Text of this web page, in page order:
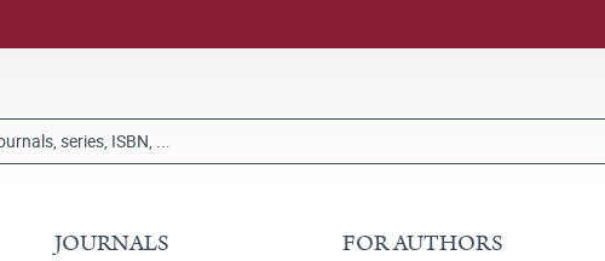
JOURNALS FOR AUTHORS